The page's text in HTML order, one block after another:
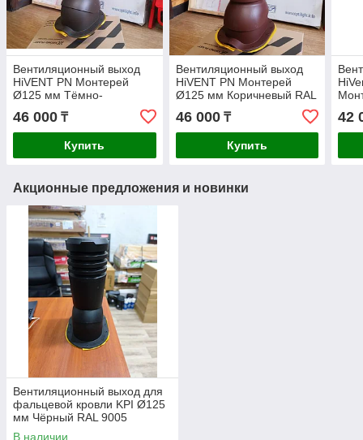
Вентиляционный выход
HiVENT PN Монтерей
Ø125 мм Тёмно-
утеплённый
46 000 ₸
Купить
Вентиляционный выход
HiVENT PN Монтерей
Ø125 мм Коричневый RAL
46 000₸
Купить
42
Акционные предложения и новинки
Вентиляционный выход для
фальцевой кровли KPI Ø125
мм Чёрный RAL 9005
В наличии